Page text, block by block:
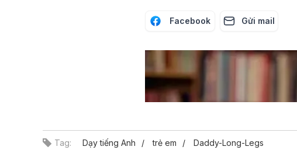
Facebook Gửi mail
Tag: Dạy tiếng Anh trẻ em Daddy-Long-Legs